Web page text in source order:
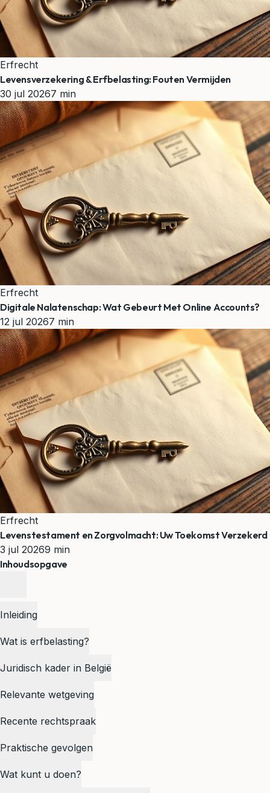
Erfrecht
Levensverzekering & Erfbelasting: Fouten Vermijden
30 jul 20267 min
Erfrecht
Digitale Nalatenschap: Wat Gebeurt Met Online Accounts?
12 jul 20267 min
Erfrecht
Levenstestament en Zorgvolmacht: Uw Toekomst Verzekerd
3 jul 20269 min
Inhoudsopgave
Inleiding
Wat is erfbelasting?
Juridisch kader in België
Relevante wetgeving
Recente rechtspraak
Praktische gevolgen
Wat kunt u doen?